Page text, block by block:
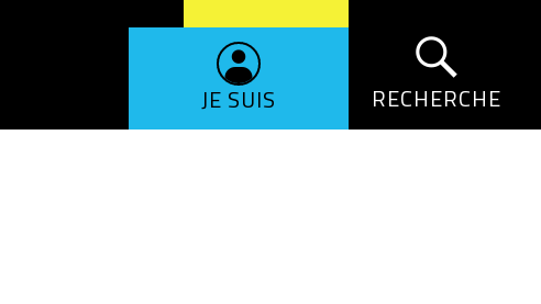
JE SUIS RECHERCHE